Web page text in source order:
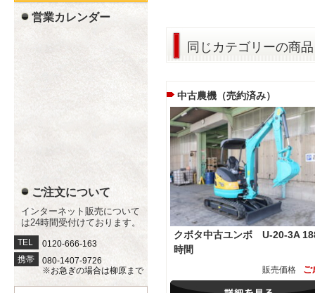
同じカテゴリーの商品
中古農機（売約済み）
クボタ中古ユンボ U-20-3A
時間
販売価格 ご
営業カレンダー
ご注文について
インターネット販売について
は24時間受付けております。
TEL
0120-666-163
携帯
080-1407-9726
※お急ぎの場合は柳原まで